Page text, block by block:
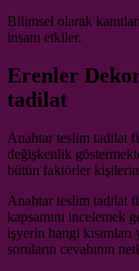
Bilimsel olarak
insanı etkiler.
Erenler
tadilat
Anahtar teslim tadilat
değişkenlik
bütün faktörler
Anahtar teslim tadilat
kapsamını incelemek
işyerin hangi
soruların cevabının